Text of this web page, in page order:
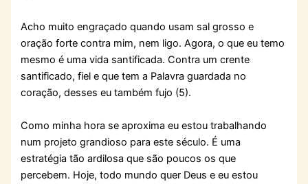
Acho muito engraçado quando usam sal grosso e
oração forte contra mim, nem ligo. Agora, o que eu temo
mesmo é uma vida santificada. Contra um crente
santificado, fiel e que tem a Palavra guardada no
coração, desses eu também fujo (5).
Como minha hora se aproxima eu estou trabalhando
num projeto grandioso para este século. É uma
estratégia tão ardilosa que são poucos os que
percebem. Hoje, todo mundo quer Deus e eu estou